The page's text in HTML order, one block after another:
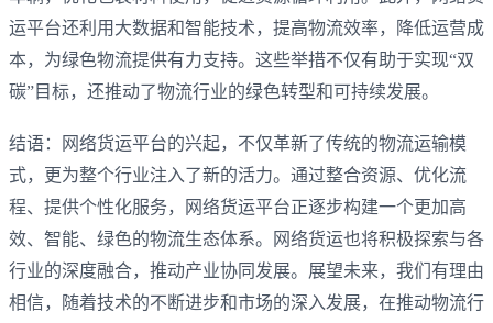
运平台还利用大数据和智能技术，‌提高物流效率，‌降低运营成
本，‌为绿色物流提供有力支持。‌这些举措不仅有助于实现“双
碳”目标，‌还推动了物流行业的绿色转型和可持续发展。
结语：网络货运平台的兴起，‌不仅革新了传统的物流运输模
式，‌更为整个行业注入了新的活力。‌通过整合资源、‌优化流
程、‌提供个性化服务，‌网络货运平台正逐步构建一个更加高
效、‌智能、‌绿色的物流生态体系。‌网络货运也将积极探索与各
行业的深度融合，推动产业协同发展。展望未来，‌我们有理由
相信，‌随着技术的不断进步和市场的深入发展，‌在推动物流行